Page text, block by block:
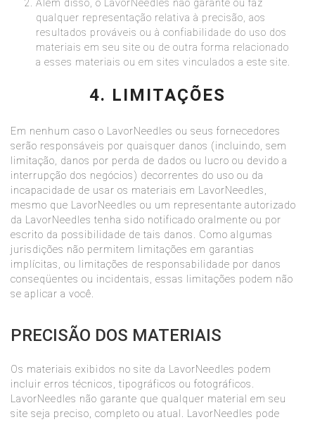
Além disso, o LavorNeedles não garante ou faz
qualquer representação relativa à precisão, aos
resultados prováveis ​​ou à confiabilidade do uso dos
materiais em seu site ou de outra forma relacionado
a esses materiais ou em sites vinculados a este site.
4. LIMITAÇÕES
Em nenhum caso o LavorNeedles ou seus fornecedores
serão responsáveis ​​por quaisquer danos (incluindo, sem
limitação, danos por perda de dados ou lucro ou devido a
interrupção dos negócios) decorrentes do uso ou da
incapacidade de usar os materiais em LavorNeedles,
mesmo que LavorNeedles ou um representante autorizado
da LavorNeedles tenha sido notificado oralmente ou por
escrito da possibilidade de tais danos. Como algumas
jurisdições não permitem limitações em garantias
implícitas, ou limitações de responsabilidade por danos
conseqüentes ou incidentais, essas limitações podem não
se aplicar a você.
PRECISÃO DOS MATERIAIS
Os materiais exibidos no site da LavorNeedles podem
incluir erros técnicos, tipográficos ou fotográficos.
LavorNeedles não garante que qualquer material em seu
site seja preciso, completo ou atual. LavorNeedles pode